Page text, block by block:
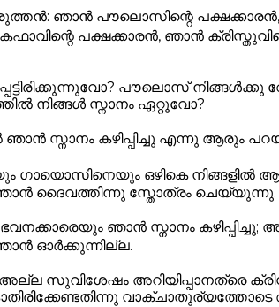
ഞാൻ പൗലൊസിന്റെ
പക്ഷക്കാരൻ, ഞാൻ
പൗലൊസ് നിങ്ങൾക്കു
നിങ്ങൾ സ്നാനം ഏറ്റുവോ?
ഞാൻ സ്നാനം കഴിപ്പിച്ചു എന്നു ആരും
ഗായൊസിനെയും ഒഴികെ നിങ്ങളിൽ
ഞാൻ ദൈവത്തിന്നു സ്തോത്രം ചെയ്യുന്നു.
ഞാൻ സ്നാനം
ഓർക്കുന്നില്ല.
അല്ല സുവിശേഷം അറിയിപ്പാനത്രെ